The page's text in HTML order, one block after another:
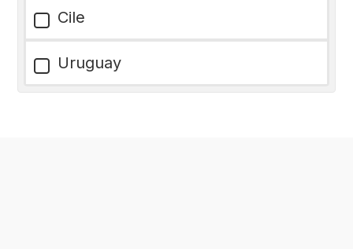
Cile
Uruguay